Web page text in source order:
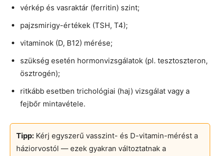
vérkép és vasraktár (ferritin) szint;
pajzsmirigy-értékek (TSH, T4);
vitaminok (D, B12) mérése;
szükség esetén hormonvizsgálatok (pl. tesztoszteron,
ösztrogén);
ritkább esetben trichológiai (haj) vizsgálat vagy a
fejbőr mintavétele.
Tipp: Kérj egyszerű vasszint- és D-vitamin-mérést a
háziorvostól — ezek gyakran változtatnak a